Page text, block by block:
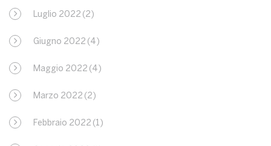
Luglio 2022 (2)
Giugno 2022 (4)
Maggio 2022 (4)
Marzo 2022 (2)
Febbraio 2022 (1)